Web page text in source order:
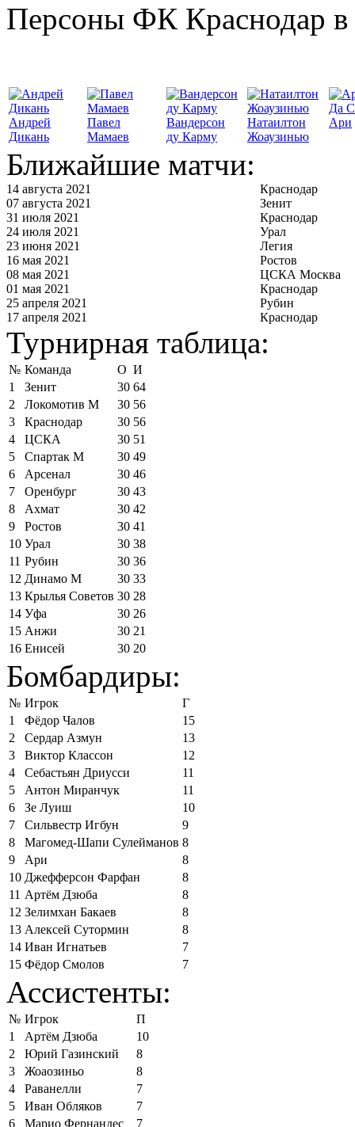
Персоны ФК Краснодар в
Андрей
Дикань
Павел
Мамаев
Вандерсон
ду Карму
Натаилтон
Жоаузинью
Да
Ари
Ближайшие матчи:
14 августа 2021
Краснодар
07 августа 2021
Зенит
31 июля 2021
Краснодар
24 июля 2021
Урал
23 июня 2021
Легия
16 мая 2021
Ростов
08 мая 2021
ЦСКА Москва
01 мая 2021
Краснодар
25 апреля 2021
Рубин
17 апреля 2021
Краснодар
Турнирная таблица:
№ Команда О И
1
Зенит 30 64
2
Локомотив М 30 56
3
Краснодар 30 56
4
ЦСКА 30 51
5
Спартак М 30 49
6
Арсенал 30 46
7
Оренбург 30 43
8
Ахмат 30 42
9
Ростов 30 41
10 Урал 30 38
11 Рубин 30 36
12 Динамо М 30 33
13 Крылья Советов 30 28
14 Уфа 30 26
15 Анжи 30 21
16 Енисей 30 20
Бомбардиры:
№ Игрок
Г
1
Фёдор Чалов
15
2
Сердар Азмун
13
3
Виктор Классон
12
4
Себастьян Дриусси
11
5
Антон Миранчук
11
6
Зе Луиш
10
7
Сильвестр Игбун
9
8
Магомед-Шапи Сулейманов 8
9
Ари
8
10 Джефферсон Фарфан
8
11 Артём Дзюба
8
12 Зелимхан Бакаев
8
13 Алексей Сутормин
8
14 Иван Игнатьев
7
15 Фёдор Смолов 7
Ассистенты:
№ Игрок
П
1
Артём Дзюба
10
2
Юрий Газинский
8
3
Жоаозиньо
8
4
Раванелли
7
5
Иван Обляков
7
6
Марио Фернандес 7